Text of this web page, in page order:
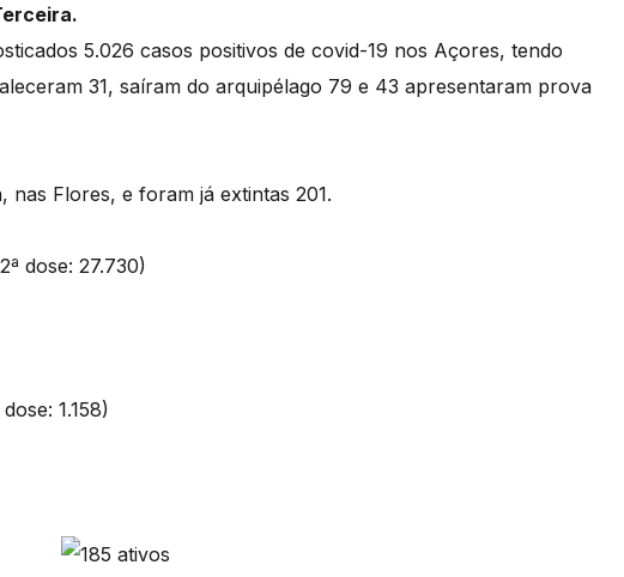
5.026 casos positivos de covid-19 nos Açores, tendo
31, saíram do arquipélago 79 e 43 apresentaram prova
nas Flores, e foram já extintas 201.
dose: 27.730)
1.158)